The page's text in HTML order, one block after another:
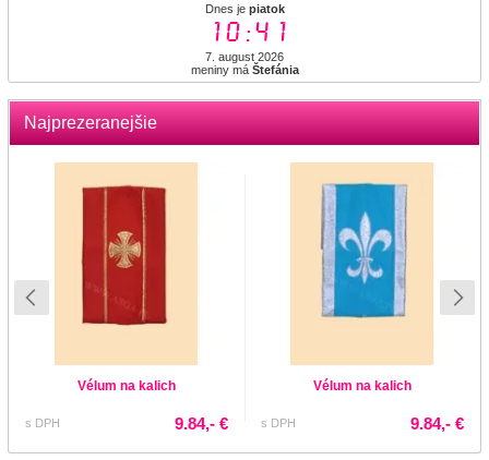
Dnes je piatok
10:41
7. august 2026
meniny má Štefánia
Najprezeranejšie
Vélum na kalich
s DPH 9.84,- €
Vélum na kalich
s DPH 9.84,- €